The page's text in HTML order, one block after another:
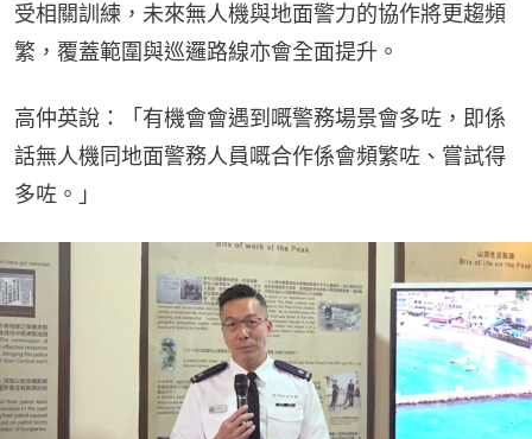
受相關訓練，未來無人機與地面警力的協作將更趨頻
繁，覆蓋範圍與巡邏路線亦會全面提升。
高仲英說：「有機會會遇到嘅警務場景會多咗，即係
話無人機同地面警務人員嘅合作係會頻繁咗、嘗試得
多咗。」